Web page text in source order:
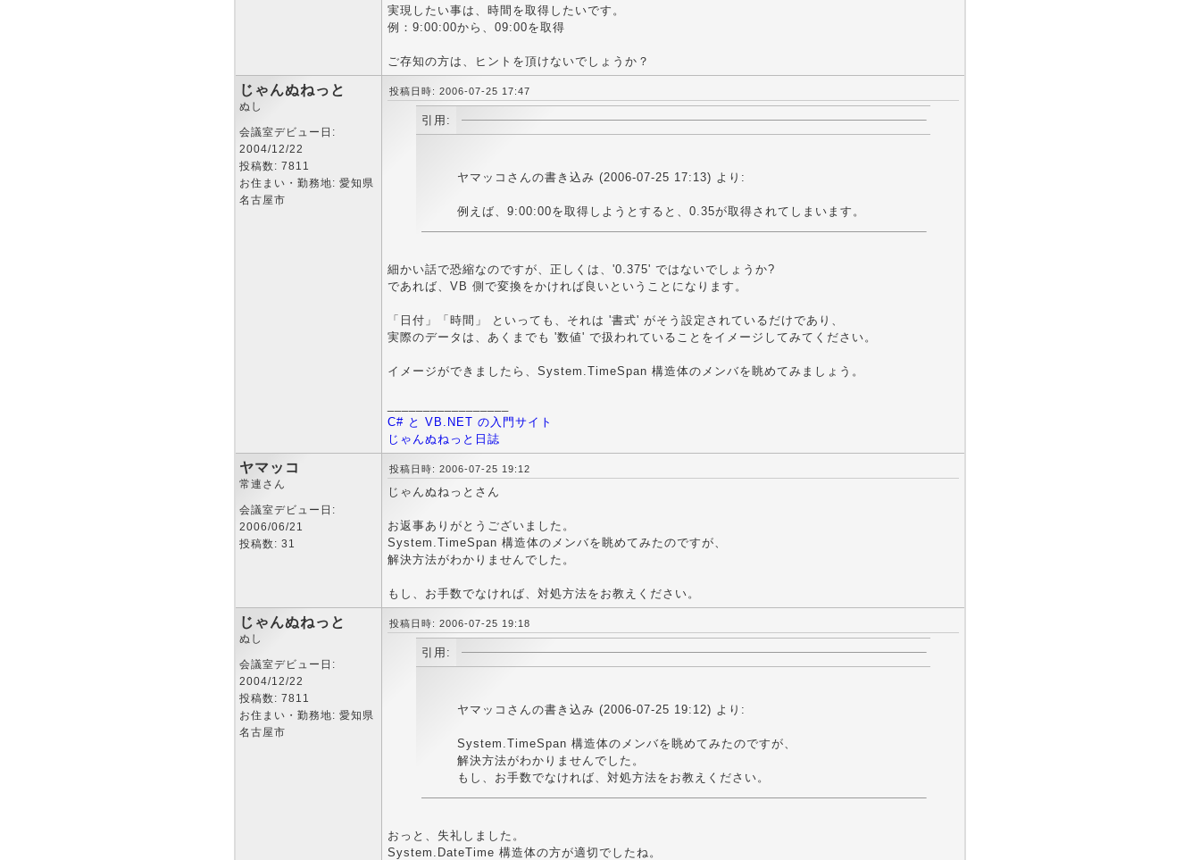
実現したい事は、時間を取得したいです。
例：9:00:00から、09:00を取得
ご存知の方は、ヒントを頂けないでしょうか？
じゃんぬねっと
ぬし
会議室デビュー日:
2004/12/22
投稿数: 7811
お住まい・勤務地: 愛知県
名古屋市
投稿日時: 2006-07-25 17:47
引用:
ヤマッコさんの書き込み (2006-07-25 17:13) より:
例えば、9:00:00を取得しようとすると、0.35が取得されてしまいます。
細かい話で恐縮なのですが、正しくは、'0.375' ではないでしょうか?
であれば、VB 側で変換をかければ良いということになります。
「日付」「時間」 といっても、それは '書式' がそう設定されているだけであり、
実際のデータは、あくまでも '数値' で扱われていることをイメージしてみてください。
イメージができましたら、System.TimeSpan 構造体のメンバを眺めてみましょう。
C# と VB.NET の入門サイト
じゃんぬねっと日誌
ヤマッコ
常連さん
会議室デビュー日:
2006/06/21
投稿数: 31
投稿日時: 2006-07-25 19:12
じゃんぬねっとさん
お返事ありがとうございました。
System.TimeSpan 構造体のメンバを眺めてみたのですが、
解決方法がわかりませんでした。
もし、お手数でなければ、対処方法をお教えください。
じゃんぬねっと
ぬし
会議室デビュー日:
2004/12/22
投稿数: 7811
お住まい・勤務地: 愛知県
名古屋市
投稿日時: 2006-07-25 19:18
引用:
ヤマッコさんの書き込み (2006-07-25 19:12) より:
System.TimeSpan 構造体のメンバを眺めてみたのですが、
解決方法がわかりませんでした。
もし、お手数でなければ、対処方法をお教えください。
おっと、失礼しました。
System.DateTime 構造体の方が適切でしたね。